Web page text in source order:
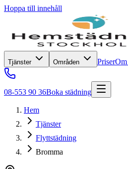
Hoppa till innehåll
Tjänster Områden PriserOm
08-553 90 36Boka städning
Hem
Tjänster
Flyttstädning
Bromma